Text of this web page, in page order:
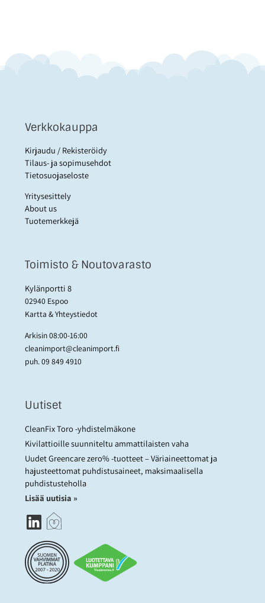
Verkkokauppa
Kirjaudu / Rekisteröidy
Tilaus- ja sopimusehdot
Tietosuojaseloste
Yritysesittely
About us
Tuotemerkkejä
Toimisto & Noutovarasto
Kylänportti 8
02940 Espoo
Kartta & Yhteystiedot
Arkisin 08:00-16:00
cleanimport@cleanimport.fi
puh.09 849 4910
Uutiset
CleanFix Toro -yhdistelmäkone
Kivilattioille suunniteltu ammattilaisten vaha
Uudet Greencare zero% -tuotteet – Väriaineettomat ja
hajusteettomat puhdistusaineet, maksimaalisella
puhdistusteholla
Lisää uutisia »